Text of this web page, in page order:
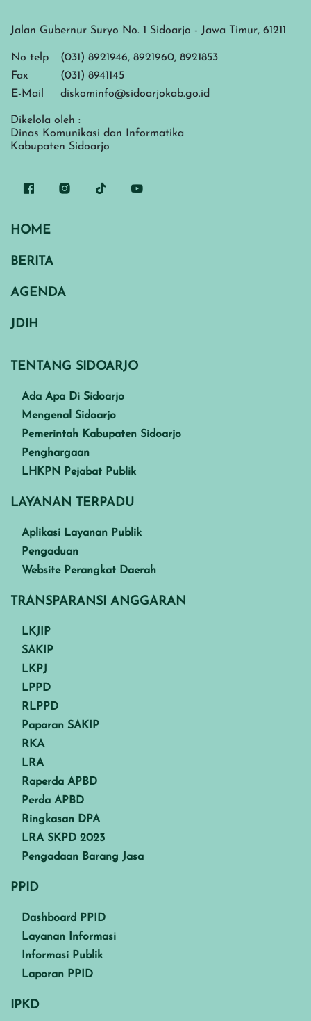
Jalan Gubernur Suryo No. 1 Sidoarjo - Jawa Timur, 61211
No telp
(031) 8921946, 8921960, 8921853
Fax
(031) 8941145
E-Mail
diskominfo@sidoarjokab.go.id
Dikelola oleh :
Dinas Komunikasi dan Informatika
Kabupaten Sidoarjo
HOME
BERITA
AGENDA
JDIH
TENTANG SIDOARJO
Ada Apa Di Sidoarjo
Mengenal Sidoarjo
Pemerintah Kabupaten Sidoarjo
Penghargaan
LHKPN Pejabat Publik
LAYANAN TERPADU
Aplikasi Layanan Publik
Pengaduan
Website Perangkat Daerah
TRANSPARANSI ANGGARAN
LKJIP
SAKIP
LKPJ
LPPD
RLPPD
Paparan SAKIP
RKA
LRA
Raperda APBD
Perda APBD
Ringkasan DPA
LRA SKPD 2023
Pengadaan Barang Jasa
PPID
Dashboard PPID
Layanan Informasi
Informasi Publik
Laporan PPID
IPKD